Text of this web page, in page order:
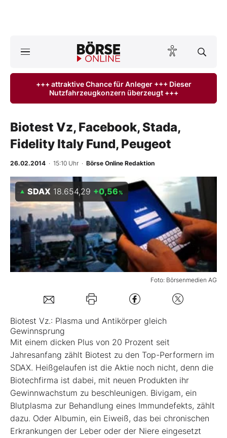
Anlageprodukte
Finanz-Check
Abo & Shop
Experten
Mein B:O
Mein Konto
Kontakt
+++ attraktive Chance für Anleger +++ Dieser
Nutzfahrzeugkonzern überzeugt +++
Biotest Vz, Facebook, Stada,
Fidelity Italy Fund, Peugeot
26.02.2014 · 15:10 Uhr · Börse Online Redaktion
Foto: Börsenmedien AG
SDAX 18.654,29 +0,56 %
Biotest Vz.: Plasma und Antikörper gleich
Gewinnsprung
Mit einem dicken Plus von 20 Prozent seit
Jahresanfang zählt Biotest zu den Top-Performern im
SDAX. Heißgelaufen ist die Aktie noch nicht, denn die
Biotechfirma ist dabei, mit neuen Produkten ihr
Gewinnwachstum zu beschleunigen. Bivigam, ein
Blutplasma zur Behandlung eines Immundefekts, zählt
dazu. Oder Albumin, ein Eiweiß, das bei chronischen
Erkrankungen der Leber oder der Niere eingesetzt